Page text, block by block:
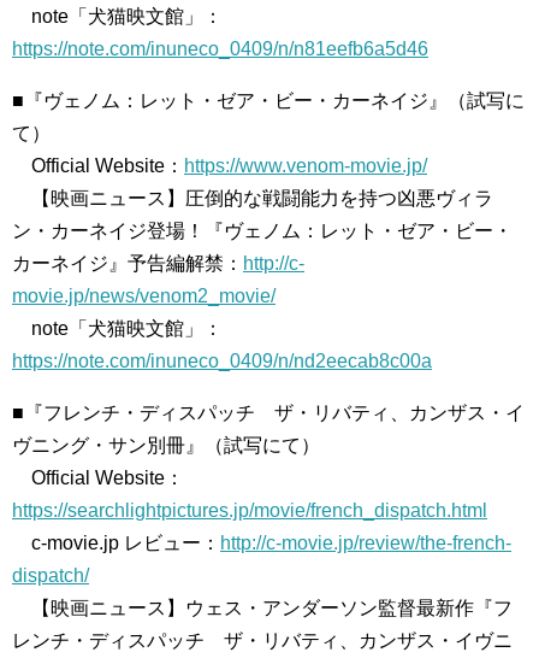
note「犬猫映文館」：
https://note.com/inuneco_0409/n/n81eefb6a5d46
■『ヴェノム：レット・ゼア・ビー・カーネイジ』（試写に
て）
Official Website： https://www.venom-movie.jp/
【映画ニュース】圧倒的な戦闘能力を持つ凶悪ヴィラ
ン・カーネイジ登場！『ヴェノム：レット・ゼア・ビー・
カーネイジ』予告編解禁： http://c-
movie.jp/news/venom2_movie/
note「犬猫映文館」：
https://note.com/inuneco_0409/n/nd2eecab8c00a
■『フレンチ・ディスパッチ ザ・リバティ、カンザス・イ
ヴニング・サン別冊』（試写にて）
Official Website：
https://searchlightpictures.jp/movie/french_dispatch.html
c-movie.jp レビュー： http://c-movie.jp/review/the-french-
dispatch/
【映画ニュース】ウェス・アンダーソン監督最新作『フ
レンチ・ディスパッチ ザ・リバティ、カンザス・イヴニ